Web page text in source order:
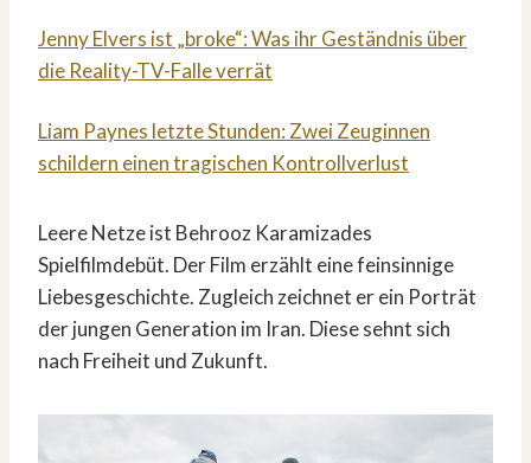
Jenny Elvers ist „broke“: Was ihr Geständnis über
die Reality-TV-Falle verrät
Liam Paynes letzte Stunden: Zwei Zeuginnen
schildern einen tragischen Kontrollverlust
Leere Netze ist Behrooz Karamizades
Spielfilmdebüt. Der Film erzählt eine feinsinnige
Liebesgeschichte. Zugleich zeichnet er ein Porträt
der jungen Generation im Iran. Diese sehnt sich
nach Freiheit und Zukunft.